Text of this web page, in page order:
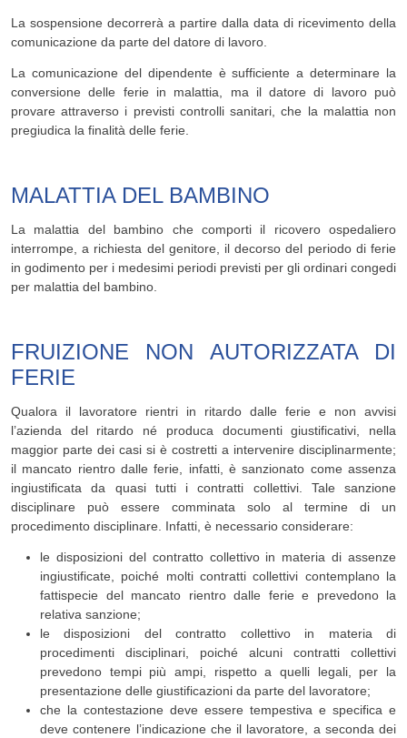
La sospensione decorrerà a partire dalla data di ricevimento della
comunicazione da parte del datore di lavoro.
La comunicazione del dipendente è sufficiente a determinare la
conversione delle ferie in malattia, ma il datore di lavoro può
provare attraverso i previsti controlli sanitari, che la malattia non
pregiudica la finalità delle ferie.
MALATTIA DEL BAMBINO
La malattia del bambino che comporti il ricovero ospedaliero
interrompe, a richiesta del genitore, il decorso del periodo di ferie
in godimento per i medesimi periodi previsti per gli ordinari congedi
per malattia del bambino.
FRUIZIONE NON AUTORIZZATA DI
FERIE
Qualora il lavoratore rientri in ritardo dalle ferie e non avvisi
l’azienda del ritardo né produca documenti giustificativi, nella
maggior parte dei casi si è costretti a intervenire disciplinarmente;
il mancato rientro dalle ferie, infatti, è sanzionato come assenza
ingiustificata da quasi tutti i contratti collettivi. Tale sanzione
disciplinare può essere comminata solo al termine di un
procedimento disciplinare. Infatti, è necessario considerare:
le disposizioni del contratto collettivo in materia di assenze
ingiustificate, poiché molti contratti collettivi contemplano la
fattispecie del mancato rientro dalle ferie e prevedono la
relativa sanzione;
le disposizioni del contratto collettivo in materia di
procedimenti disciplinari, poiché alcuni contratti collettivi
prevedono tempi più ampi, rispetto a quelli legali, per la
presentazione delle giustificazioni da parte del lavoratore;
che la contestazione deve essere tempestiva e specifica e
deve contenere l’indicazione che il lavoratore, a seconda dei